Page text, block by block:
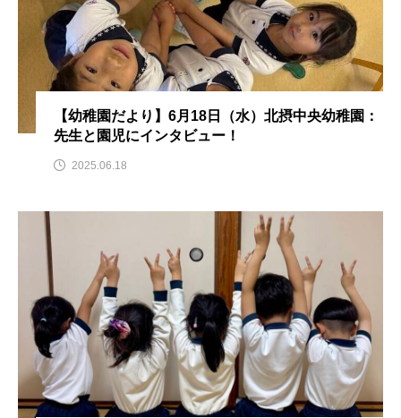
ちめいど雄介のお砂糖ミルクはどうされますか
つつじが丘小学校 つながりCafe‐Nanana no Moe
つなごーごー てっぺんの向こうにあなたがいる
はたらくおやさい バナナもいるよ！ ばらぐみ
ぱかっ ひとつの机、ふたつの制服
ひろかわさえこ ぴぽん ふくし情報
ふじ幼稚園 ふたりの魔女 ふつうの子ども
ぶらりまち歩き まこみちの爆笑肉トーク！
【幼稚園だより】6月18日（水）北摂中央幼稚園：
先生と園児にインタビュー！
2025.06.18